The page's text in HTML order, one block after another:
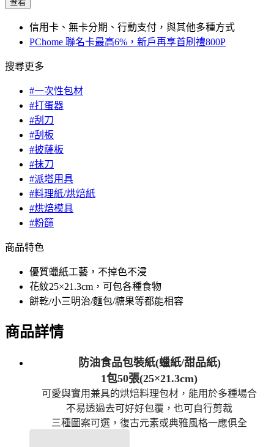
查看
信用卡、無卡分期、行動支付，與其他多種方式
PChome 聯名卡最高6%，新戶再享首刷禮800P
搜尋更多
#一次性包材
#打蛋器
#刮刀
#刮板
#披薩板
#抹刀
#派塔用具
#料理紙/烘焙紙
#烘焙模具
#粉篩
商品特色
優質蠟紙工藝，不掉色不浸
花紋25×21.3cm，可包各種食物
餅乾/小三明治/麵包/糖果等都能相容
商品詳情
防油食品包裝紙(蠟紙/甜品紙)
1包50張(25×21.3cm)
可愛與實用兼具的烘焙料理包材，能用於多種場合
不易透過去可好好包覆，也可自行剪裁
三種圖案可選，復古元素或典雅風格一應俱全